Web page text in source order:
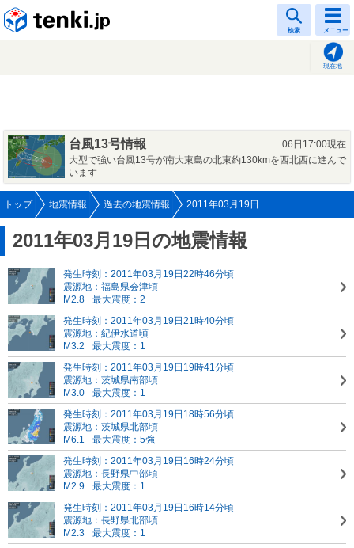
検索 メニュー
現在地
台風13号情報
06日17:00現在
大型で強い台風13号が南大東島の北東約130kmを西北西に進んで
います
トップ 地震情報 過去の地震情報 2011年03月19日
2011年03月19日の地震情報
発生時刻：2011年03月19日22時46分頃
震源地：福島県会津頃
M2.8
最大震度：2
発生時刻：2011年03月19日21時40分頃
震源地：紀伊水道頃
M3.2
最大震度：1
発生時刻：2011年03月19日19時41分頃
震源地：茨城県南部頃
M3.0
最大震度：1
発生時刻：2011年03月19日18時56分頃
震源地：茨城県北部頃
M6.1
最大震度：5強
発生時刻：2011年03月19日16時24分頃
震源地：長野県中部頃
M2.9
最大震度：1
発生時刻：2011年03月19日16時14分頃
震源地：長野県北部頃
M2.3
最大震度：1